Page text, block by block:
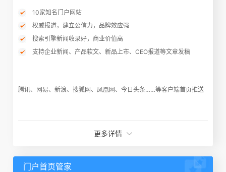
10家知名门户网站
权威报道，建立公信力，品牌效应强
搜索引擎新闻收录好，商业价值高
支持企业新闻、产品软文、新品上市、CEO报道等文章发稿
腾讯、网易、新浪、搜狐网、凤凰网、今日头条……等客户端首页推送
更多详情
门户首页管家